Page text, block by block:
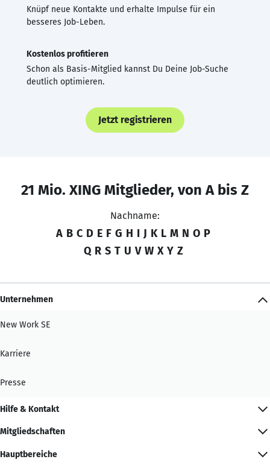
Knüpf neue Kontakte und erhalte Impulse für ein
besseres Job-Leben.
Kostenlos profitieren
Schon als Basis-Mitglied kannst Du Deine Job-Suche
deutlich optimieren.
Jetzt registrieren
21 Mio. XING Mitglieder, von A bis Z
Nachname:
A B C D E F G H I J K L M N O P
Q R S T U V W X Y Z
Unternehmen
New Work SE
Karriere
Presse
Hilfe & Kontakt
Mitgliedschaften
Hauptbereiche